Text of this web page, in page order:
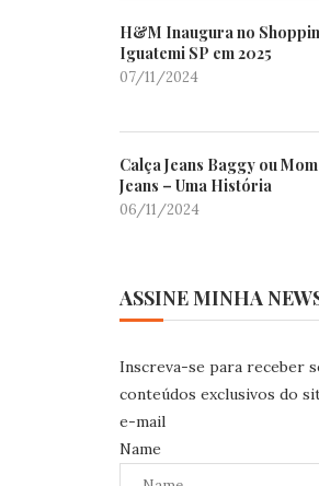
H&M Inaugura no
Iguatemi SP em 2025
07/11/2024
Calça Jeans Baggy ou Mom
Jeans – Uma História
06/11/2024
ASSINE MINHA
Inscreva-se para receber
conteúdos exclusivos do
e-mail
Name